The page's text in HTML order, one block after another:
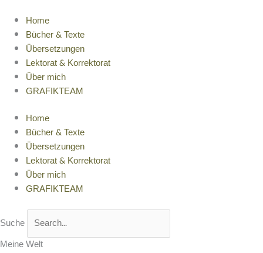
Inhalt
springen
Home
Bücher & Texte
Übersetzungen
Lektorat & Korrektorat
Über mich
GRAFIKTEAM
Home
Bücher & Texte
Übersetzungen
Lektorat & Korrektorat
Über mich
GRAFIKTEAM
Suche
Meine Welt